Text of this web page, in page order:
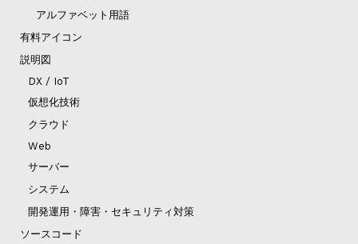
アルファベット用語
有料アイコン
説明図
DX / IoT
仮想化技術
クラウド
Web
サーバー
システム
開発運用・障害・セキュリティ対策
ソースコード